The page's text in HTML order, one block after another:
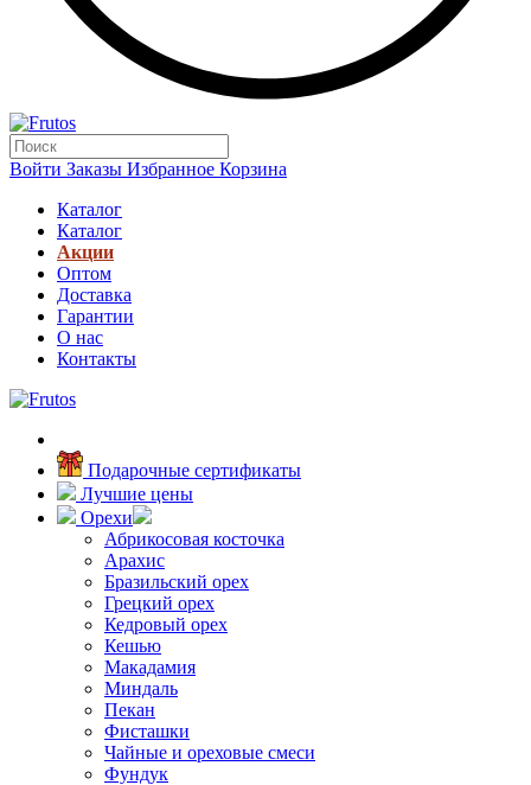
Войти Заказы Избранное Корзина
Каталог
Каталог
Акции
Оптом
Доставка
Гарантии
О нас
Контакты
Подарочные сертификаты
Лучшие цены
Орехи
Абрикосовая косточка
Арахис
Бразильский орех
Грецкий орех
Кедровый орех
Кешью
Макадамия
Миндаль
Пекан
Фисташки
Чайные и ореховые смеси
Фундук